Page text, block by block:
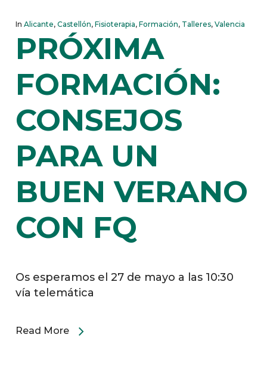
In Alicante, Castellón, Fisioterapia, Formación, Talleres, Valencia
PRÓXIMA
FORMACIÓN:
CONSEJOS
PARA UN
BUEN VERANO
CON FQ
Os esperamos el 27 de mayo a las 10:30
vía telemática
Read More